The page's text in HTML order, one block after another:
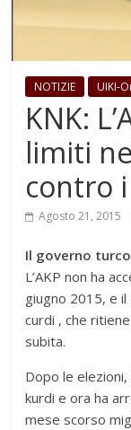
NOTIZIE UIKI-
KNK:
limiti
contro
Agosto 21, 2015
Il governo
L’AKP non ha
giugno 2015, e
curdi , che
subita.
Dopo le elezioni,
kurdi e ora ha
mese scorso